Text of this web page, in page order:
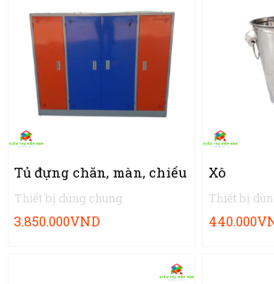
Thiết bị dùng chung
Tủ đựng chăn, màn, chiếu
3.850.000VND
Thiết bị
Xô
440.000